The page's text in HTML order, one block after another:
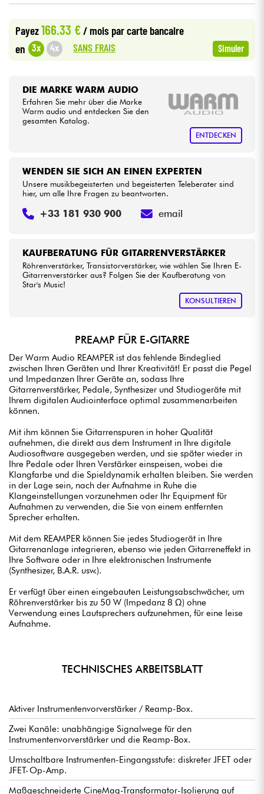
Kabel & Zubehöre
HiFi
Bundle
Sehen Sie sich unsere Marken an
Payez166.33 €/ mois par carte bancaire
en 3x 4x SANS FRAIS Simuler
DIE MARKE WARM AUDIO
Erfahren Sie mehr über die Marke
Warm audio und entdecken Sie den
gesamten Katalog.
ENTDECKEN
KAUFBERATUNG FÜR GITARRENVERSTÄRKER
Röhrenverstärker, Transistorverstärker, wie wählen Sie Ihren E-
Gitarrenverstärker aus? Folgen Sie der Kaufberatung von
Star's Music!
KONSULTIEREN
WENDEN SIE SICH AN EINEN EXPERTEN
Unsere musikbegeisterten und begeisterten Teleberater sind
hier, um alle Ihre Fragen zu beantworten.
+33 181 930 900 email
PREAMP FÜR E-GITARRE
Der Warm Audio REAMPER ist das fehlende Bindeglied
zwischen Ihren Geräten und Ihrer Kreativität! Er passt die Pegel
und Impedanzen Ihrer Geräte an, sodass Ihre
Gitarrenverstärker, Pedale, Synthesizer und Studiogeräte mit
Ihrem digitalen Audiointerface optimal zusammenarbeiten
können.
Mit ihm können Sie Gitarrenspuren in hoher Qualität
aufnehmen, die direkt aus dem Instrument in Ihre digitale
Audiosoftware ausgegeben werden, und sie später wieder in
Ihre Pedale oder Ihren Verstärker einspeisen, wobei die
Klangfarbe und die Spieldynamik erhalten bleiben. Sie werden
in der Lage sein, nach der Aufnahme in Ruhe die
Klangeinstellungen vorzunehmen oder Ihr Equipment für
Aufnahmen zu verwenden, die Sie von einem entfernten
Sprecher erhalten.
Mit dem REAMPER können Sie jedes Studiogerät in Ihre
Gitarrenanlage integrieren, ebenso wie jeden Gitarreneffekt in
Ihre Software oder in Ihre elektronischen Instrumente
(Synthesizer, B.A.R. usw.).
Er verfügt über einen eingebauten Leistungsabschwächer, um
Röhrenverstärker bis zu 50 W (Impedanz 8 Ω) ohne
Verwendung eines Lautsprechers aufzunehmen, für eine leise
Aufnahme.
TECHNISCHES ARBEITSBLATT
Aktiver Instrumentenvorverstärker / Reamp-Box.
Zwei Kanäle: unabhängige Signalwege für den
Instrumentenvorverstärker und die Reamp-Box.
Umschaltbare Instrumenten-Eingangsstufe: diskreter JFET oder
JFET-Op-Amp.
Maßgeschneiderte CineMag-Transformator-Isolierung auf